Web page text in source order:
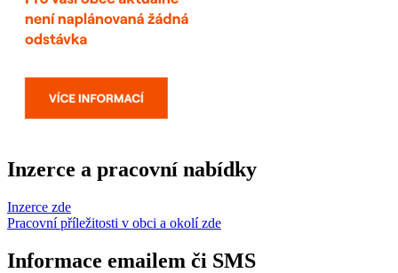
Inzerce a pracovní nabídky
Inzerce zde
Pracovní příležitosti v obci a okolí zde
Informace emailem či SMS